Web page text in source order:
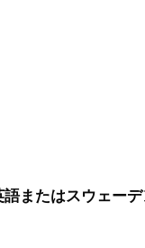
またはスウェー